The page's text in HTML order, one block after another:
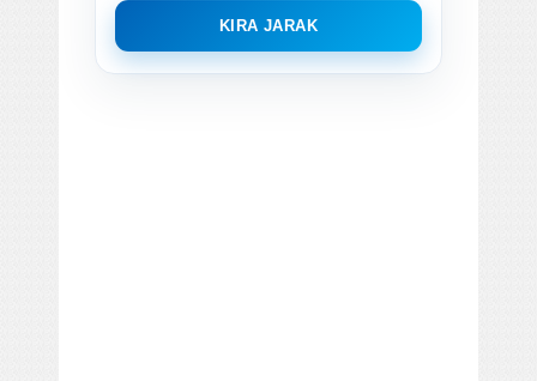
KIRA JARAK